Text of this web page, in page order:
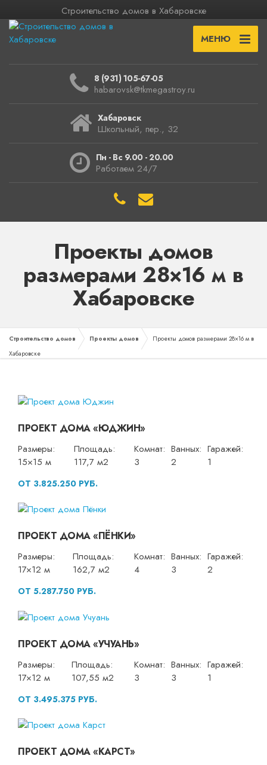
Строительство домов в Хабаровске
МЕНЮ
8 (931) 105-67-05
habarovsk@tkmegastroy.ru
Хабаровск
Школьный, пер., 32
Пн - Вс 9.00 - 20.00
Работаем 24/7
Проекты домов
размерами 28×16 м в
Хабаровске
Строительство домов Проекты домов
Проекты домов размерами 28×16 м в
Хабаровске
ПРОЕКТ ДОМА «ЮДЖИН»
Размеры:
15×15 м
Площадь:
117,7 м2
Комнат:
3
Ванных:
2
Гаражей:
1
ОТ 3.825.250 РУБ.
ПРОЕКТ ДОМА «ПЁНКИ»
Размеры:
17×12 м
Площадь:
162,7 м2
Комнат:
4
Ванных:
3
Гаражей:
2
ОТ 5.287.750 РУБ.
ПРОЕКТ ДОМА «УЧУАНЬ»
Размеры:
17×12 м
Площадь:
107,55 м2
Комнат:
3
Ванных:
3
Гаражей:
1
ОТ 3.495.375 РУБ.
ПРОЕКТ ДОМА «КАРСТ»